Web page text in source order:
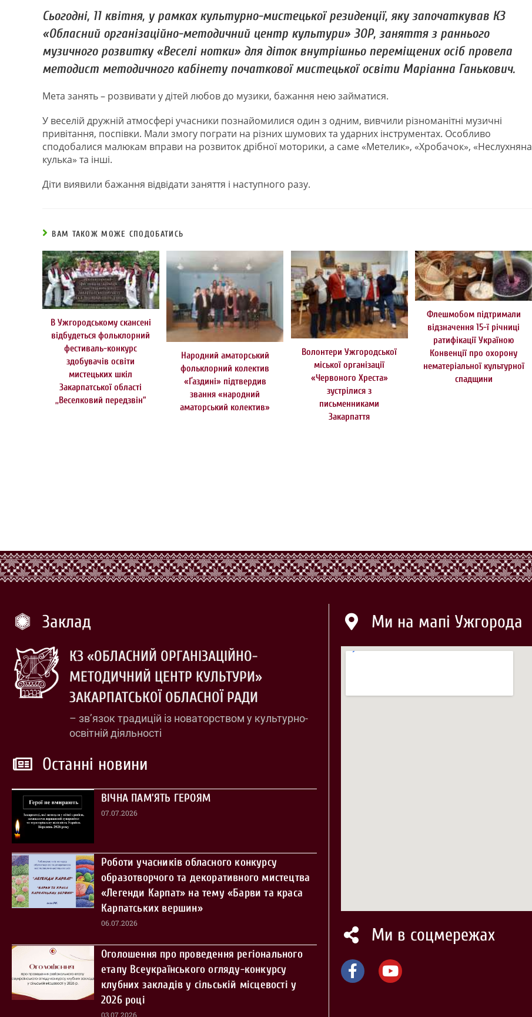
Сьогодні, 11 квітня, у рамках культурно-мистецької резиденції, яку започаткував КЗ
«Обласний організаційно-методичний центр культури» ЗОР, заняття з раннього
музичного розвитку «Веселі нотки» для діток внутрішньо переміщених осіб провела
методист методичного кабінету початкової мистецької освіти Маріанна Ганькович.
Мета занять – розвивати у дітей любов до музики, бажання нею займатися.
У веселій дружній атмосфері учасники познайомилися один з одним, вивчили різноманітні музичні
привітання, поспівки. Мали змогу пограти на різних шумових та ударних інструментах. Особливо
сподобалися малюкам вправи на розвиток дрібної моторики, а саме «Метелик», «Хробачок», «Неслухняна
кулька» та інші.
Діти виявили бажання відвідати заняття і наступного разу.
ВАМ ТАКОЖ МОЖЕ СПОДОБАТИСЬ
В Ужгородському скансені
відбудеться фольклорний
фестиваль-конкурс
здобувачів освіти
мистецьких шкіл
Закарпатської області
,,Веселковий передзвін”
Народний аматорський
фольклорний колектив
«Ґаздині» підтвердив
звання «народний
аматорський колектив»
Волонтери Ужгородської
міської організації
«Червоного Хреста»
зустрілися з
письменниками
Закарпаття
Флешмобом підтримали
відзначення 15-ї річниці
ратифікації Україною
Конвенції про охорону
нематеріальної культурної
спадщини
Заклад
КЗ «ОБЛАСНИЙ ОРГАНІЗАЦІЙНО-
МЕТОДИЧНИЙ ЦЕНТР КУЛЬТУРИ»
ЗАКАРПАТСЬКОЇ ОБЛАСНОЇ РАДИ
– зв’язок традицій із новаторством у культурно-
освітній діяльності
Останні новини
ВІЧНА ПАМ’ЯТЬ ГЕРОЯМ
07.07.2026
Роботи учасників обласного конкурсу
образотворчого та декоративного мистецтва
«Легенди Карпат» на тему «Барви та краса
Карпатських вершин»
06.07.2026
Оголошення про проведення регіонального
етапу Всеукраїнського огляду-конкурсу
клубних закладів у сільській місцевості у
2026 році
03.07.2026
Ми на мапі Ужгорода
Ми в соцмережах